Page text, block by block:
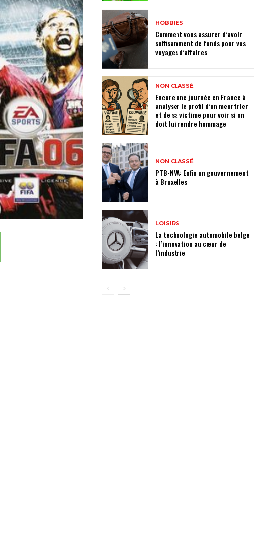
HOBBIES
Comment vous assurer d’avoir
suffisamment de fonds pour vos
voyages d’affaires
NON CLASSÉ
Encore une journée en France à
analyser le profil d’un meurtrier
et de sa victime pour voir si on
doit lui rendre hommage
NON CLASSÉ
PTB-NVA: Enfin un gouvernement
à Bruxelles
LOISIRS
La technologie automobile belge
: l’innovation au cœur de
l’industrie